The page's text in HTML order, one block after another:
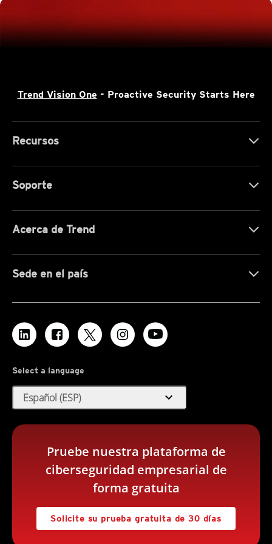
Trend Vision One - Proactive Security Starts Here
Recursos
Soporte
Acerca de Trend
Sede en el país
Select a language
Español (ESP) expand_more
Pruebe nuestra plataforma de
ciberseguridad empresarial de
forma gratuita
Solicite su prueba gratuita de 30 días